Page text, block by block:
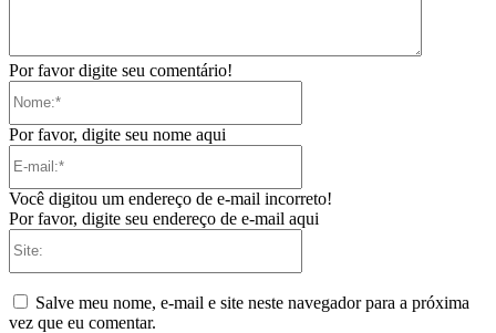
Por favor digite seu comentário!
Por favor, digite seu nome aqui
Você digitou um endereço de e-mail incorreto!
Por favor, digite seu endereço de e-mail aqui
Salve meu nome, e-mail e site neste navegador para a próxima
vez que eu comentar.